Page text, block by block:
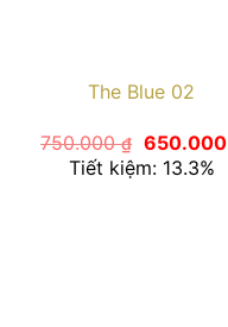
The Blue 02
750.000₫ Giá
gốc
là:
650.000
Tiết kiệm: 13.3%